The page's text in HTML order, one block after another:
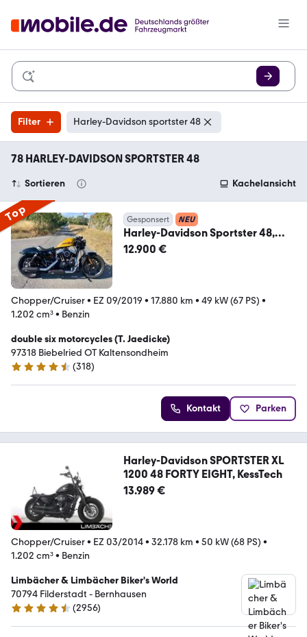
Filter Harley-Davidson sportster 48
78 HARLEY-DAVIDSON SPORTSTER 48
Sortieren Kachelansicht
Top Gesponsert NEU
Harley-Davidson Sportster 48,
5HD, J&H, ABS,
12.900 €
Chopper/Cruiser• EZ 09/2019 • 17.880 km • 49 kW (67 PS) •
1.202 cm³• Benzin
double six motorcycles (T. Jaedicke)
97318 Biebelried OT Kaltensondheim
4.7 Sterne
(318)
Kontakt Parken
Harley-Davidson SPORTSTER XL
1200 48 FORTY EIGHT, KessTech
13.989 €
Chopper/Cruiser• EZ 03/2014• 32.178 km • 50 kW (68 PS) •
1.202 cm³• Benzin
Limbächer & Limbächer Biker's World
70794 Filderstadt - Bernhausen
4.7 Sterne
(2956)